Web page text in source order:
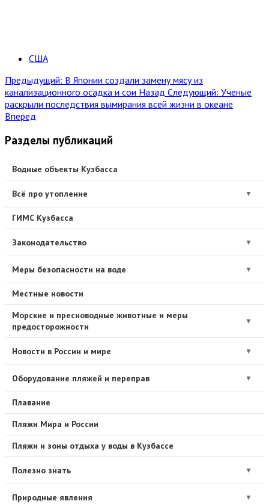
США
Предыдущий: В Японии создали замену мясу из
канализационного осадка и сои Назад Следующий: Ученые
раскрыли последствия вымирания всей жизни в океане
Вперед
Разделы публикаций
Водные объекты Кузбасса
Всё про утопление ▼
ГИМС Кузбасса
Законодательство ▼
Меры безопасности на воде ▼
Местные новости
Морские и пресноводные животные и меры
предосторожности
▼
Новости в России и мире ▼
Оборудование пляжей и переправ ▼
Плавание
Пляжи Мира и России
Пляжи и зоны отдыха у воды в Кузбассе
Полезно знать ▼
Природные явления ▼